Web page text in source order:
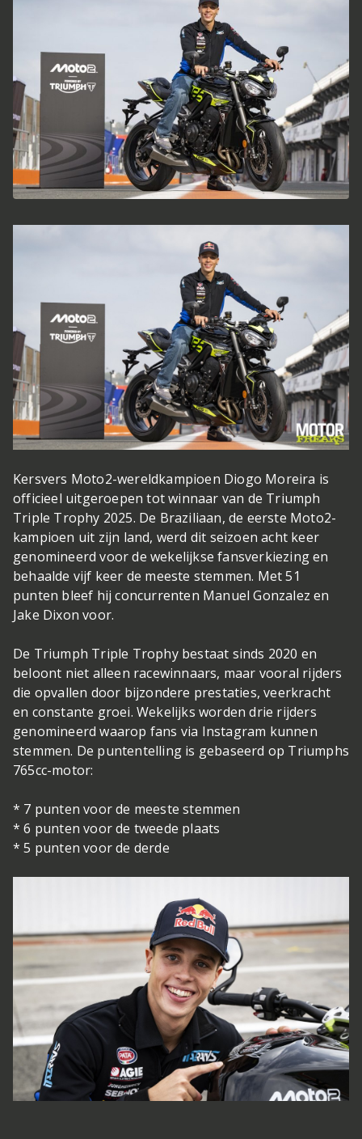
Kersvers Moto2-wereldkampioen Diogo Moreira is
officieel uitgeroepen tot winnaar van de Triumph
Triple Trophy 2025. De Braziliaan, de eerste Moto2-
kampioen uit zijn land, werd dit seizoen acht keer
genomineerd voor de wekelijkse fansverkiezing en
behaalde vijf keer de meeste stemmen. Met 51
punten bleef hij concurrenten Manuel Gonzalez en
Jake Dixon voor.
De Triumph Triple Trophy bestaat sinds 2020 en
beloont niet alleen racewinnaars, maar vooral rijders
die opvallen door bijzondere prestaties, veerkracht
en constante groei. Wekelijks worden drie rijders
genomineerd waarop fans via Instagram kunnen
stemmen. De puntentelling is gebaseerd op Triumphs
765cc-motor:
* 7 punten voor de meeste stemmen
* 6 punten voor de tweede plaats
* 5 punten voor de derde